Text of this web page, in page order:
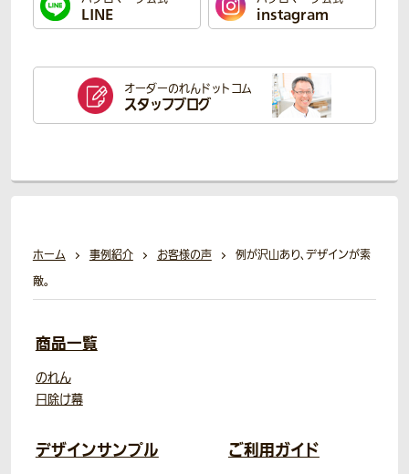
LINE instagram
オーダーのれんドットコム
スタッフブログ
ホーム 事例紹介 お客様の声
例が沢山あり、デザインが素
敵。
商品一覧
のれん
日除け幕
デザインサンプル
ご利用ガイド